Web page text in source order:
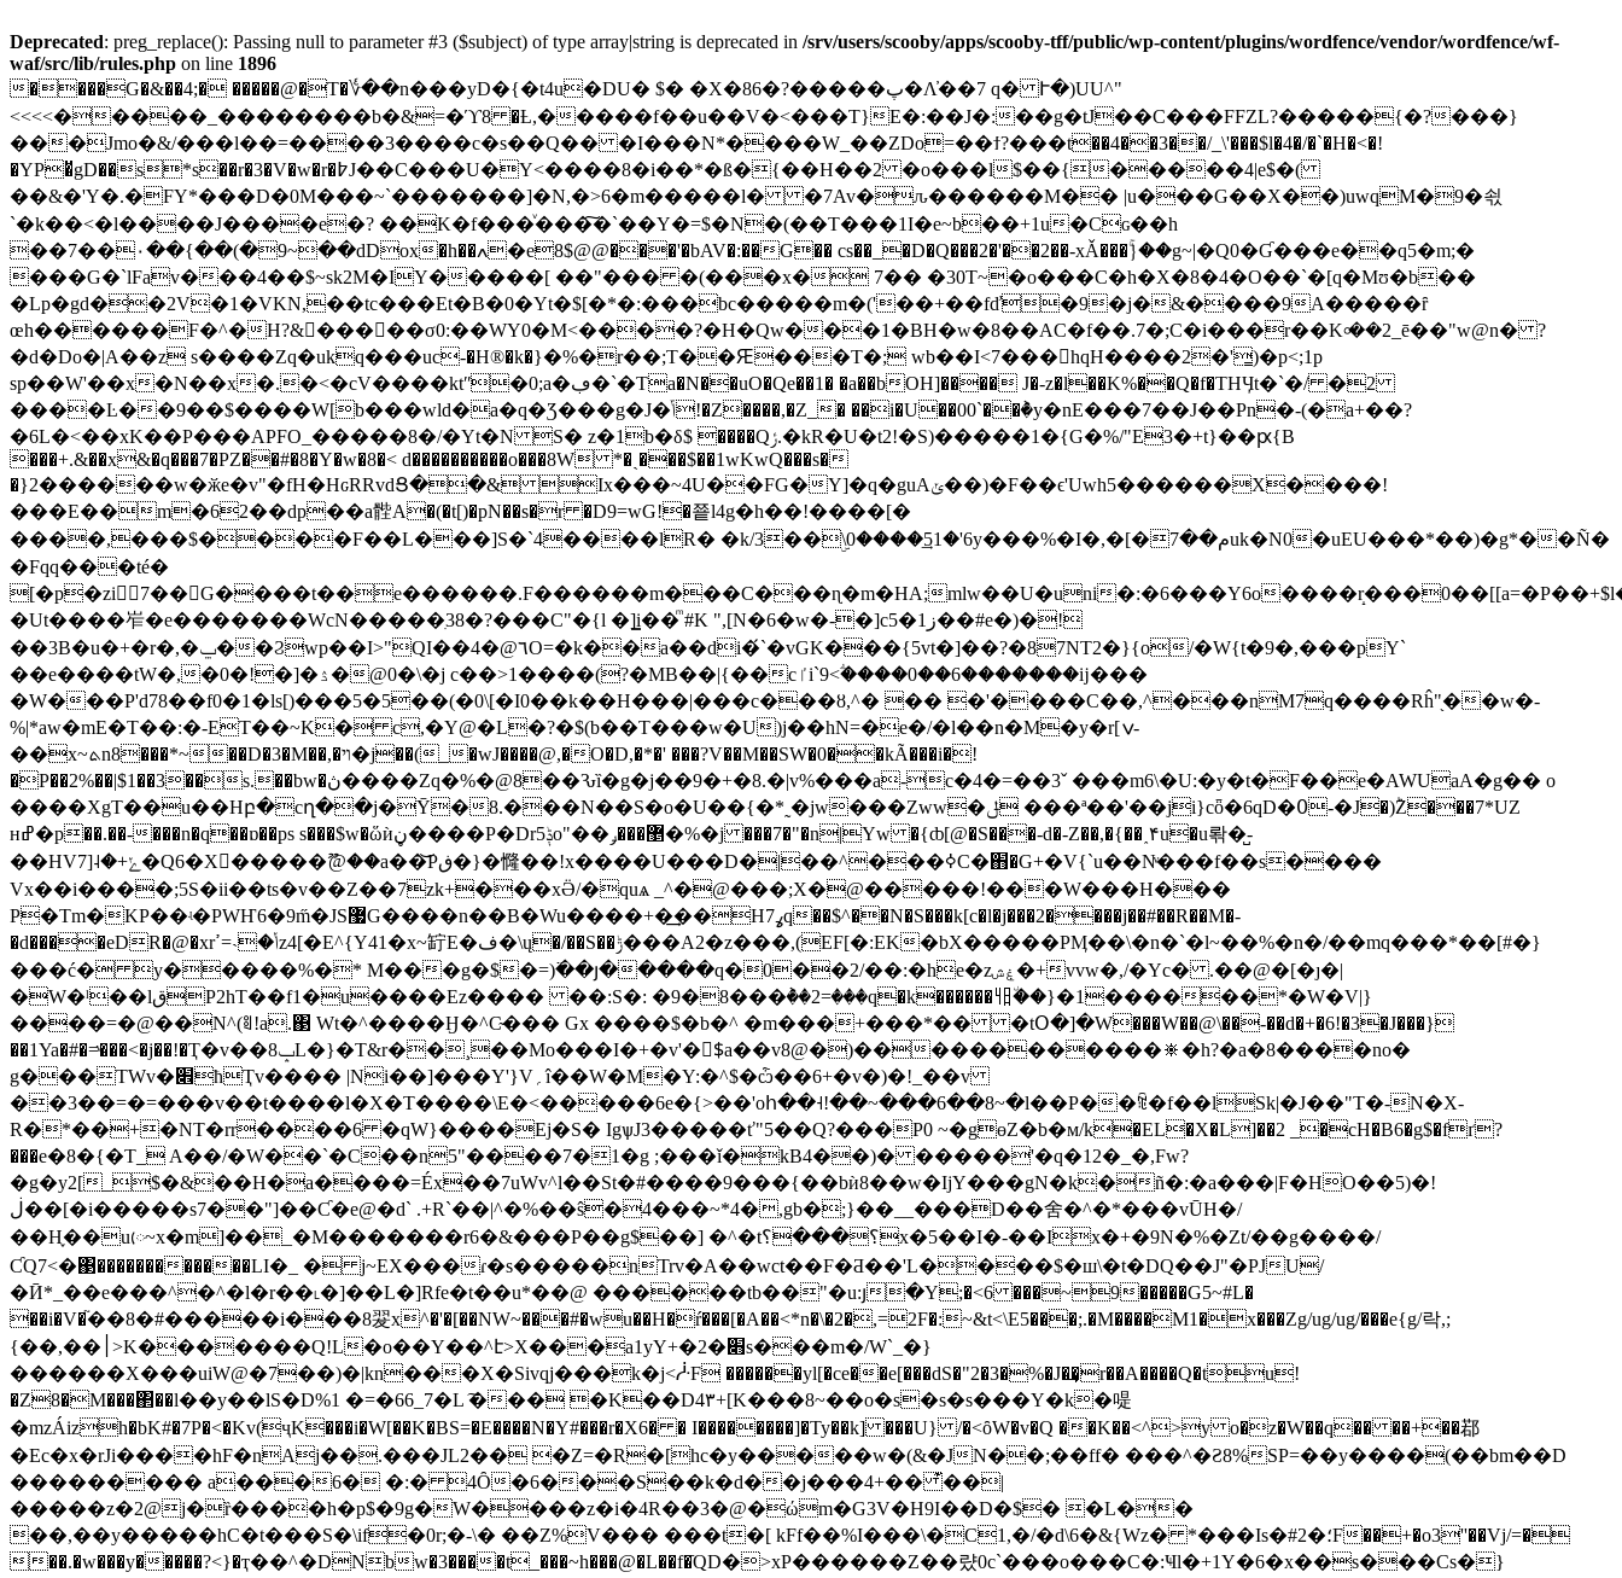
Deprecated: preg_replace(): Passing null to parameter #3 ($subject) of type array|string is deprecated in /srv/users/scooby/apps/scooby-tff/public/wp-content/plugins/wordfence/vendor/wordfence/wf-
waf/src/lib/rules.php on line 1896
����G�&��4;� �����@�T�؇��n���yD�{�t4u�DU� $� �X�86�?�����پ�Λ̓��7 q� Ւ�)UU^"
<<<<�����_��������b�&=�ϓ8 �Ƚ,�����f��u��V�˂���T}E�:��J�:��g�tJ��C���FFZL?�����{�?���}
���Jmo�&/���l��=����3����c�s��Q�� �I���N*����W_��ZDo=��ϯ?���t��4��3��/_\'���$l�4�/�`�H�<�!
�YP�̈gD��s*s��r�3�V�w�r�߈J��C���U�Y<����8�i��*�ß�{��H��2 �o���l$��{�����4|e$�(
��&�'Y�.�FY*���D�0M���~`�������]�N,�>6�m�����l� �7Av�ԉ������M�� |u���G��X��)uwqM�9�쇣
`�k��<�l����J����e�? ��K�f���ͮ���͠�`��Y�=$�N�(��T���1I�e~b��+1u�Cɢ��h
��7��۰��{��(�9~��dDox�h��ߍ�e8$@@���'�bAV�:��G�� cs��_�D�Q���2�'��2��-xǍ���}ۚ��g~|�Q0�Ɠ���e��q5�m;�
���G�`lFav���4��$~sk2M�IY�����[ ��"��� �(���x� 7�� �30T~�o���C�h�X�8�4�O��`�[q�Mʊ�b��
�Lp�gd��2V�1�VKN,��tc���Et�B�0�Yt�$[�*�:���bc�����m�('��+��fď�9�j�&����9A�����ȓ
œh������F�^�H?&񂋾�����σ0:��WY0�M<����?�H�Qw���1�BH�w�8��AC�f��.7�;C�i���r��K৹��2_ē��"w@n� ?
�d�Do�|A��z s����Zq�ukԛ���uc-�H®�k�}�%�r��;T��Ԙ���T�; wb��I<7���򄌬hqH����2�'͇)�p<;1p
sp��W'��x�N��x�.�<�cV����ktʺ�0;a�ڢ�`�Ta�N��uO�Qe��1� �a��bOH]���� J�-z�l��K%��Q�f�THӋt�`�/ �2
����Ŀ��9��$����W[b���wld�a�q�Ʒ���g�J�ݴ!�Z����,�Z_� ��i�U��00`��ٞ�y�nE���7��J��Pn�-(�a+��?
�6L�<��xK��P���APFO_�����8�/�Yt�N S� z�1b�δ$ ����Qݬ.�kR�U�t2!�S)�����1�{G�%/"E3�+t}��ԗ{B
���+.&��x&�q���7�PZ��#�8�Y�w�8�< d����������o���8W *�ˎ���$��1wKwQ���s�
�}2������w�ӂe�v"�fH�HԍRRvdՑ��& Ix���~4U��FG�Y]�q�guAݵ��)�F��ϵ'Uwh5������X����!
���E��m�62��dp��a䯗A�(�t[)�pN��s�r �D9=wG!�쭅l4g�h��!����[�
����,���$����F��L���]S�`4����lR� �k/3��ۣ\0����5͢1� '6y���%�I�,�[�م��7uk�N0�uEU���*��)�g*��Ñ�
�Fqq���té�
[�p�zi񻷕7��G����t��e������.F������m���C���ɳ�m�HA;mlw��U�uni�:�6���Y6o
�Ut����岝�e�������WcN�����ִ38�?���C"�{l �]͇i��ͫ #K ",[N�6�w�-�]c5�ز1��#e�)�!
��3B�u�+�r�,�ݐ��Ϩwp��I>"QI��4�@٦O=�k��a��di�́`�vGK���{5vt�]��?�87NT2�}{o/�W{t�9�,���pY`
��e����tW�,�0�!�]�ۮ�@0�\�j c��>1����(?�MB��|{��cٵi`9<ؖ����0��6�������ĳ���
�W���P'd78��f0�1�ls[)���5�5��(�0\[�I0��k��H���|���c���ȣ,^� �� �'����C��,^���nM7q����Rĥ"֖��w�-
%|*aw�mE�T��:�-ET��~K� c,�Y@�L�?�$(b��T���w�U)j��hN=�e�/�l��n�M�y�r[ݍ-
��x~ܬn8���*~��D�3�M��,�ױ�j��(_�wJ����@,�O�D,�*�' ���?V��M��SW�0��kÃ���i�!
�P��2%��|$1��3��s.��bw�ڽ����Zq�%�@8��Ԅȉ�g�j��9�+�8.�|v%���a-c�4�=��3ˇ ���m6\�U:�y�t�F��e�AWUaA�g�� o
����XgT��u��Hբ�cղ��j�Ȳ�8.���N��S�o�U��{�*˷�jw���Zww�ݪ ���ª��'��ji}cȫ�6qD�߀-�J�)ؕZ���7*UZ
ʜߝ�p��.��-���n�q��ɒ��ps s���$w�ὥѝڼ����P�Drݙ5o"��޵���ݛ�%�j ���7�"�n|Yw �{ȸ[@�S���-d�-Z��,�{��˰۴u�u롺�̺-
��HVݺ+�˨[7�Q6�X�ٕ����ޫ@��a��͝Pڧ�}�㦕��!x����U���D�|��^���ߦC�֋�G+�V{`u��Nͮ���f��s����
Vx��i����;5S�ii��ts�v��Z��7zk+���xӚ/�quѧ _^�@���;X�@�����!���W���H���
P�Tm�KP��ʵ�PWҤ6�9m̋�JS޷G����n��B�Wu����+�͢��Hߩ7q��$^��N�S���k[c�l�j���2����j��#��R��M�-
�d����eDR�@�xrݳ�˴=ߴz4[�E^{Y41�x~䍆E�ف�\ų�/��S��ݱ���A2�z���,(EF[�:EK�bX�����PӍ��\�n�`�l~��%�n�/��mq���*��[#�}
���ć� y�����%�* M���g�$�=)߳��յ�����q�0��2/��:�he�zۼش�+vvw�,/�Yc� .��@�[�ȷ�|
�W�ˡ��lقP2hT��f1�u����Ez���� ��:S�: �9�8���ٞ��2=���q�k������㏣٘��}�1������*�W�V|}
����=�@��N^(ꑠ!a.΃ Wt�^����Ӈ�^C̴��� Gx ����$�b�^ �m���+���*�� �tՕ�]�W���W��@\��-��d�+�6!�3�J���}
��1Ya�#�=ͮ���<�j��!�Ҭ�v��ݒ8L�}�T&r��¸��Mo���I�+�v'�$ٌa��v8@�)������������⛯�h?�a�8����no�
g���TWv�׎ћҬv���� |Ni��]���Y'}V؍î��W�M�Y:�^$�ѽ��6+�v�)�!_��v
��3��=�=���v��t����l�Χ�T����\E�<�����6e�{>��'oհ��˧!��~���6��8~�l��P��ꌮ�f��lSk|�J��"T�-N�X-
R�*��+�NT�rr����6 �qW}����Ej�S� IgѱJ3�����ť"5��Q?���P0 ~�gɵZ�b�м/k�EL�X�L]��2 _�cH�B6�g$�fґ?
���e�8�{�T_ A��/�W��`�C��n5"����7�1�g ;���ǐ�kB4��)� �����'�q�12�_�,Fw?
�g�y2[_$�&��H�a����=Éx��7uWv^l��St�#����9���{��bѝ8��w�IjY���gN�k�ñ�:�a���|F�HO��5)�!
ڶ��[�i�����s7��"]��Ƈ�e@�d` .+R`��|^�%��ŝ�4���~*4�,gb�;}��__���D��舍�^�*���vŪH�/
��H֢��uᰨ~x�m]��_�M�������r6�&���P��g$��] �^�t؟���؟x�5��I�-��Іx�+�9N�%�Zt/��g����/
ƇQ7<�΃������������LI�_ � j~EX���ɾ�s�����nTrv�A��wct��F�Ƌ��'L����$�ш\�t�DQ��J"�PJU/
�Ӣ*_��e���^�^�l�r��˪�]��L�]Rfe�t��u*��@ ������tb��"�u:յ�Y;�<6 ���~9�����G5~#L�
��i�V�֘��8�#�����i���8翇x^�'�[��NW~���#�wu��H�ŕ���[�A��<*n�\�2�,=2F�:~&t<\E5���;.�M����M1�x���Zg/ug/ug/���e{g/락,;
{��,��׀>K�������Q!L�o��Y��^է>X���a1yY+�2�׋s���m�/W`_�}
������X���uiW@�7��)�|kn���X�Sivqj���k�j<ᓿF ������yl[�ce��e[���dS�"2�3�%�J�͢�r��A����Q�tu!
�Z8�M���΂��l��y��lS�D%1 �=�66_7�L ͠��� �K��D4٣+[K���8~��o�s�s�s���Y�k�㖷
�mzÁizh�bK#�7P�<�Kv(ҷK���i�W[��K�BS=�E����N�Y#���r�X6� � I��������]�Ty��k] ���U} /�<ȏW�v�Q ��K��<^>y o�z�W��q�� ��+��鄀
�Ec�x�rJi����hF�nAj��.���JL2�� �Z=�R�[hc�y�����w�(&�JN��;��ff� ���^�Ƨ8%SP=��y����(��bm��D
��������� a���6� �:� 4Ȏ�6���S��k�d��j���4+�� ͊��|
�����z�2@j�ȑ����h�p$�9g�W����z�i�4R��3�@�ώm�G3V�H9I��D�$� �L��
��,��y�����hC�t���S�\if�0r;�-\� ��Z%V��� ���t�[ kFf��%I���\�C1,�/�d\6�&{Wz� *���Is�#2�؛F��+�o3''��Vj/=�
��.�w���y�����?<}�ҭ��^�DNbw�3����t_���~h���@�L��f�ֿQD�>xP������Z��럈0c`���o���C�:Ҹl�+1Y�6�x��s���Cs�}